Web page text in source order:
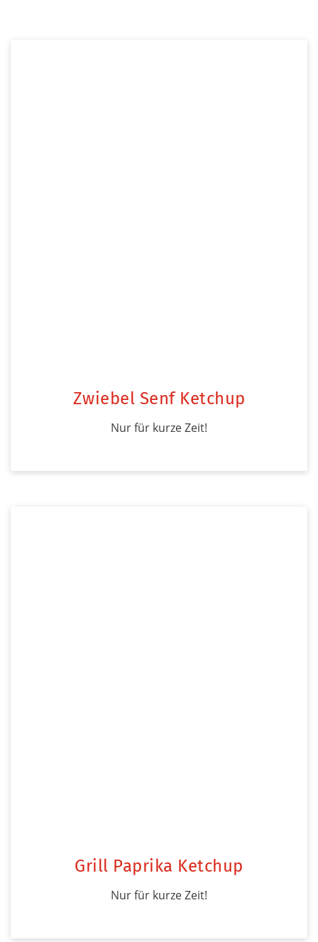
Zwiebel Senf Ketchup
Nur für kurze Zeit!
Grill Paprika Ketchup
Nur für kurze Zeit!